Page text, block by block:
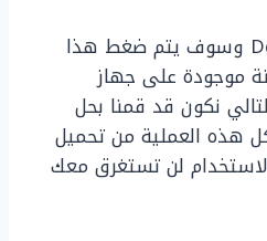
يمكنك الضغط على Done وسوف يتم ضغط هذا
موجودة على جهاز
نكون قد قمنا بحل
هذه العملية من تحميل
لن تستغرق معك